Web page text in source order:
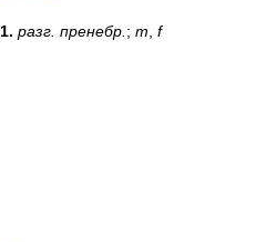
1. разг. пренебр. ; m f